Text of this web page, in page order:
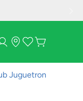
Juguetron